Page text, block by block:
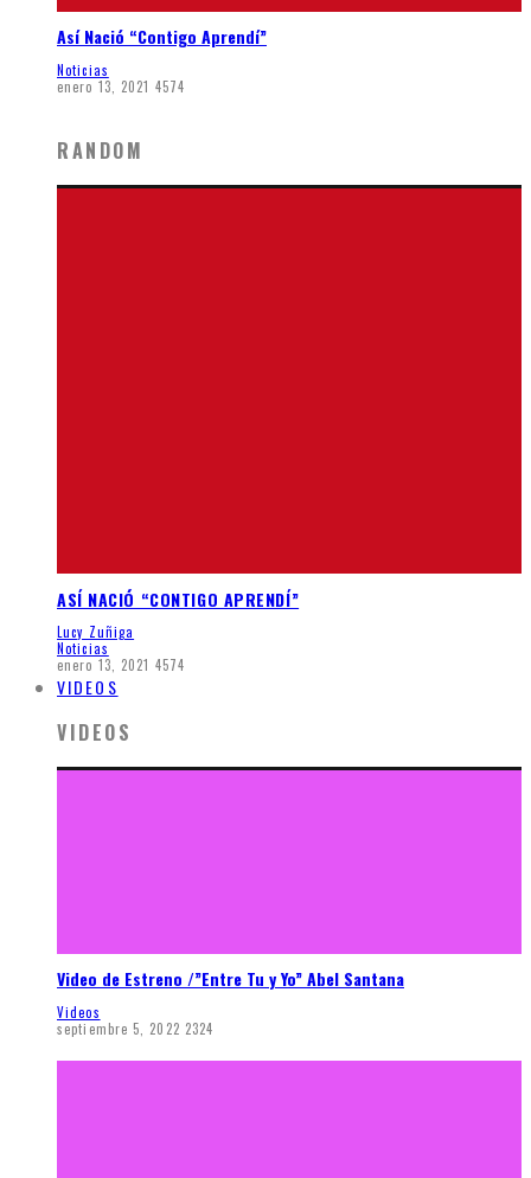
Así Nació “Contigo Aprendí”
Noticias
enero 13, 2021 4574
RANDOM
ASÍ NACIÓ “CONTIGO APRENDÍ”
Lucy Zuñiga
Noticias
enero 13, 2021 4574
VIDEOS
VIDEOS
Video de Estreno /”Entre Tu y Yo” Abel Santana
Videos
septiembre 5, 2022 2324